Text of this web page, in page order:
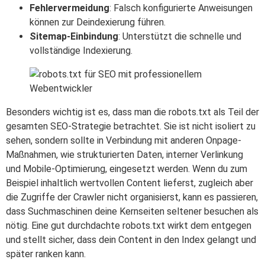
Fehlervermeidung: Falsch konfigurierte Anweisungen
können zur Deindexierung führen.
Sitemap-Einbindung: Unterstützt die schnelle und
vollständige Indexierung.
Besonders wichtig ist es, dass man die robots.txt als Teil der
gesamten SEO-Strategie betrachtet. Sie ist nicht isoliert zu
sehen, sondern sollte in Verbindung mit anderen Onpage-
Maßnahmen, wie strukturierten Daten, interner Verlinkung
und Mobile-Optimierung, eingesetzt werden. Wenn du zum
Beispiel inhaltlich wertvollen Content lieferst, zugleich aber
die Zugriffe der Crawler nicht organisierst, kann es passieren,
dass Suchmaschinen deine Kernseiten seltener besuchen als
nötig. Eine gut durchdachte robots.txt wirkt dem entgegen
und stellt sicher, dass dein Content in den Index gelangt und
später ranken kann.